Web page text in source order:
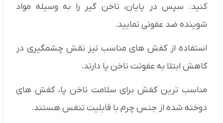
کنید. سپس در پایان، ناخن گیر را به وسیله مواد
شوینده ضد عفونی نمایید.
استفاده از کفش های مناسب نیز نقش چشمگیری در
کاهش ابتلا به عفونت ناخن پا دارند.
مناسب ترین کفش برای سلامت ناخن پا، کفش های
دوخته شده از جنس چرم با قابلیت تنفس هستند.